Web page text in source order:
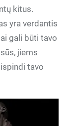
kitus.
yra verdantis
gali būti tavo
jiems
tavo